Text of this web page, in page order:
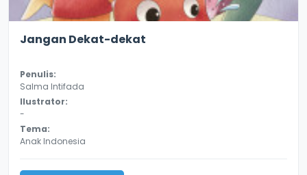
Jangan Dekat-dekat
Penulis:
Salma Intifada
Ilustrator:
-
Tema:
Anak Indonesia